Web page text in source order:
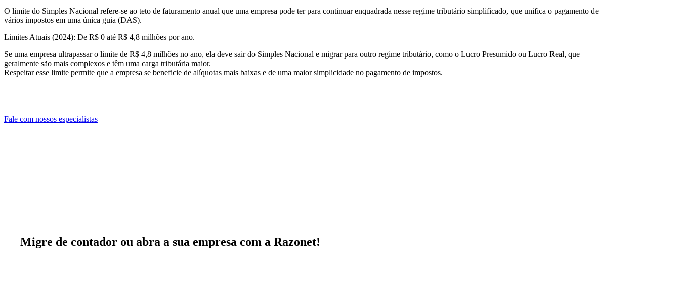
O limite do Simples Nacional refere-se ao teto de faturamento anual que uma empresa pode ter para continuar enquadrada nesse regime tributário simplificado, que unifica o pagamento de
vários impostos em uma única guia (DAS).
Limites Atuais (2024): De R$ 0 até R$ 4,8 milhões por ano.
Se uma empresa ultrapassar o limite de R$ 4,8 milhões no ano, ela deve sair do Simples Nacional e migrar para outro regime tributário, como o Lucro Presumido ou Lucro Real, que
geralmente são mais complexos e têm uma carga tributária maior.
Respeitar esse limite permite que a empresa se beneficie de alíquotas mais baixas e de uma maior simplicidade no pagamento de impostos.
Migre de contador ou abra a sua empresa com a Razonet!
Fale com nossos especialistas